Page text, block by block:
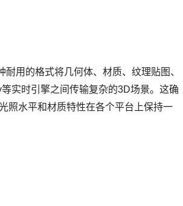
用的格式将几何体、材质、纹理贴图、
实时引擎之间传输复杂的3D场景。这确
照水平和材质特性在各个平台上保持一